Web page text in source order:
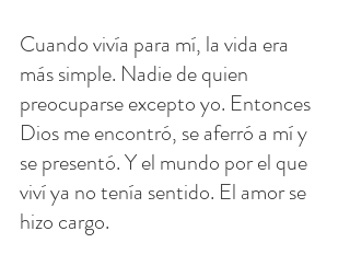
Cuando vivía para mí, la vida era
más simple. Nadie de quien
preocuparse excepto yo. Entonces
Dios me encontró, se aferró a mí y
se presentó. Y el mundo por el que
viví ya no tenía sentido. El amor se
hizo cargo.